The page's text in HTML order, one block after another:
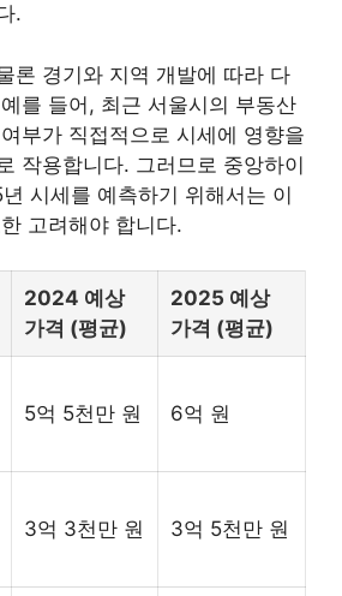
.
론 경기와 지역 개발에 따라 다
를 들어, 최근 서울시의 부동산
부가 직접적으로 시세에 영향을
작용합니다. 그러므로 중앙하이
시세를 예측하기 위해서는 이
고려해야 합니다.
2024 예상
가격 (평균)
2025 예상
가격 (평균)
5억 5천만 원 6억 원
3억 3천만 원 3억 5천만 원